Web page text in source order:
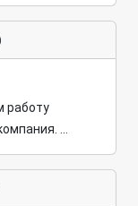
работу
...